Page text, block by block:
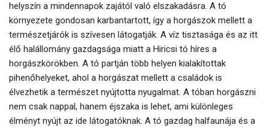
helyszín a mindennapok zajától való elszakadásra. A tó
környezete gondosan karbantartott, így a horgászok mellett a
természetjárók is szívesen látogatják. A víz tisztasága és az itt
élő halállomány gazdagsága miatt a Hiricsi tó híres a
horgászkörökben. A tó partján több helyen kialakítottak
pihenőhelyeket, ahol a horgászat mellett a családok is
élvezhetik a természet nyújtotta nyugalmat. A tóban horgászni
nem csak nappal, hanem éjszaka is lehet, ami különleges
élményt nyújt az ide látogatóknak. A tó gazdag halfaunája és a